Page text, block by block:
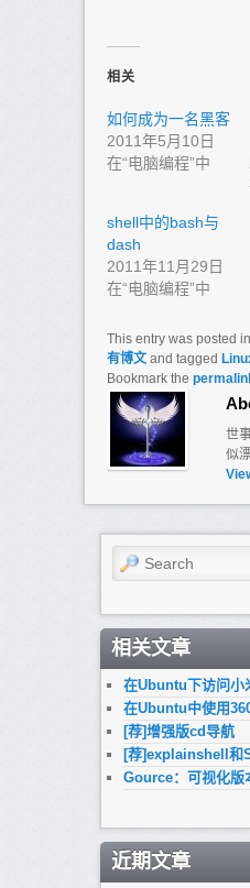
相关
如何成为一名黑客
2011年5月10日
在“电脑编程”中
shell中的bash与
dash
2011年11月29日
在“电脑编程”中
This entry was posted in
有博文and tagged
Bookmark the
世
似
Search
相关文章
在Ubuntu下访问小
在Ubuntu中使用
[荐]增强版cd导航
[荐]explainshell和
Gource：可视化版
近期文章